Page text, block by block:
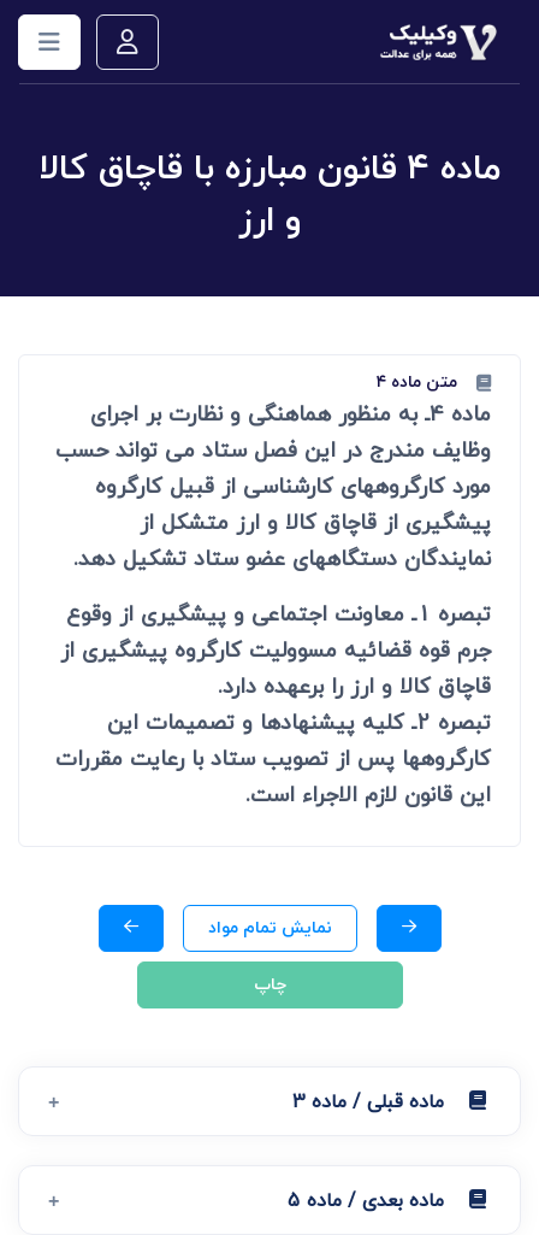
ماده ۴ قانون مبارزه با قاچاق کالا
و ارز
متن ماده ۴
ماده 4ـ به منظور هماهنگی و نظارت بر اجرای
وظایف مندرج در این فصل ستاد می تواند حسب
مورد کارگروههای کارشناسی از قبیل کارگروه
پیشگیری از قاچاق کالا و ارز متشکل از
نمایندگان دستگاههای عضو ستاد تشکیل دهد.
تبصره 1ـ معاونت اجتماعی و پیشگیری از وقوع
جرم قوه قضائیه مسوولیت کارگروه پیشگیری از
قاچاق کالا و ارز را برعهده دارد.
تبصره 2ـ کلیه پیشنهادها و تصمیمات این
کارگروهها پس از تصویب ستاد با رعایت مقررات
این قانون لازم الاجراء است.
نمایش تمام مواد
چاپ
ماده قبلی / ماده 3
ماده بعدی / ماده 5